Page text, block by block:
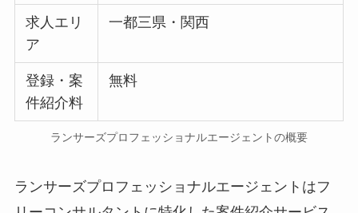
求人エリ
ア
一都三県・関西
登録・案
件紹介料
無料
ランサーズプロフェッショナルエージェントの概要
ランサーズプロフェッショナルエージェントはフ